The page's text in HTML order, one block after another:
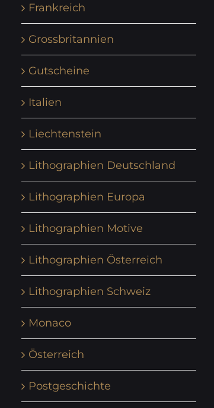
Frankreich
Grossbritannien
Gutscheine
Italien
Liechtenstein
Lithographien Deutschland
Lithographien Europa
Lithographien Motive
Lithographien Österreich
Lithographien Schweiz
Monaco
Österreich
Postgeschichte